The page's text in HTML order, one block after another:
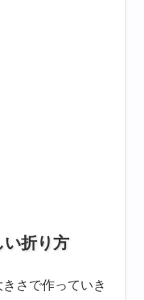
折り方
さで作っていき